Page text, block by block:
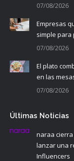
07/08/2026
Empresas
simple
07/08/2026
El plato
en las
07/08/2026
Últimas Noticias
naraa cierra
lanzar una
Influencers